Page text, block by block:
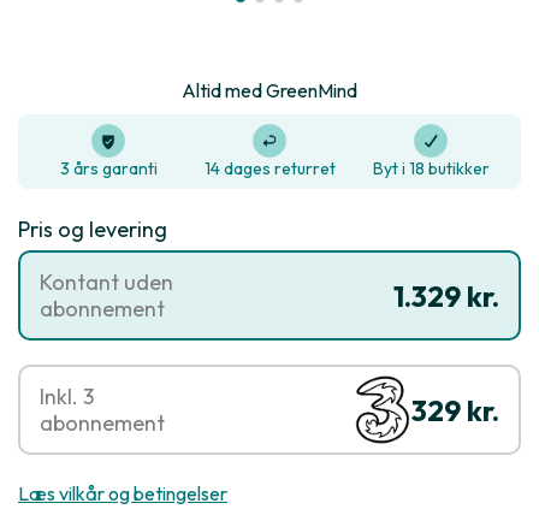
Altid med GreenMind
3 års garanti 14 dages returret Byt i 18 butikker
Pris og levering
1.329 kr.
Kontant uden
abonnement
329 kr.
Inkl. 3
abonnement
Læs vilkår og betingelser